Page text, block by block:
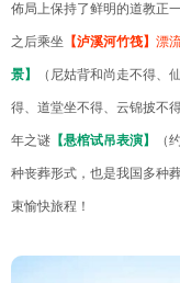
佈局上保持了鲜明的道教正
之后乘坐 【泸溪河竹筏】 漂
景】 （尼姑背和尚走不得、
得、道堂坐不得、云锦披不
年之谜 【悬棺试吊表演】 （
种丧葬形式，也是我国多种
束愉快旅程！